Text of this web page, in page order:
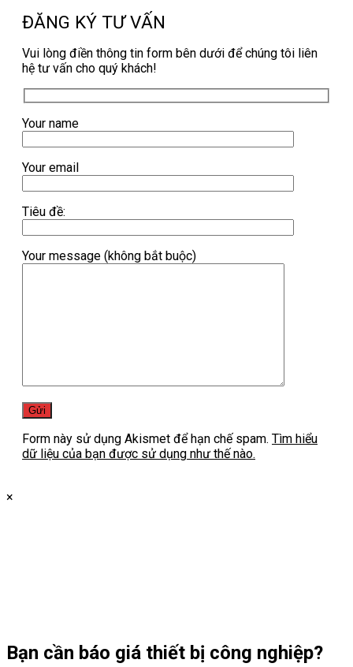
ĐĂNG KÝ TƯ VẤN
Vui lòng điền thông tin form bên dưới để chúng tôi liên
hệ tư vấn cho quý khách!
Your name
Your email
Tiêu đề:
Your message (không bắt buộc)
Form này sử dụng Akismet để hạn chế spam. Tìm hiểu
dữ liệu của bạn được sử dụng như thế nào.
×
Bạn cần báo giá thiết bị công nghiệp?